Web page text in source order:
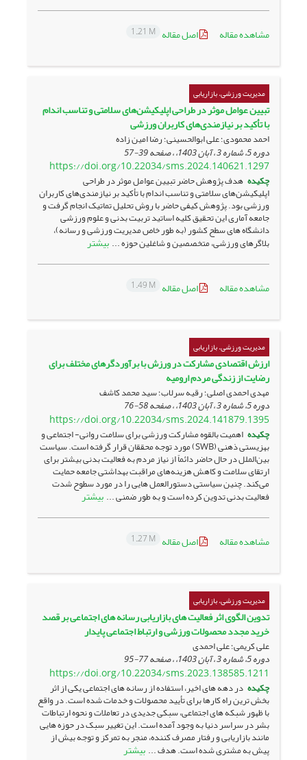
مشاهده مقاله اصل مقاله 1.21 M
مدیریت ورزشی، بازاریابی
تبیین عوامل موثر در طراحی اپلیکیشن‌های سلامتی و تناسب اندام
با تأکید بر نیازمندی‌های کاربران ورزشی
احمد محمودی؛ علی ابوالحسینی؛ رضا امین زاده
دوره 5، شماره 3 ، آبان 1403، ، صفحه 39-57
https://doi.org/10.22034/sms.2024.140621.1297
چکیده هدف پژوهش حاضر تبیین عوامل موثر در طراحی
اپلیکیشن‌های سلامتی و تناسب اندام با تأکید بر نیازمندی‌های کاربران
ورزشی بود. پژوهش کیفی حاضر با روش تحلیل تماتیک انجام گرفت و
جامعه آماری این تحقیق کلیه اساتید تربیت ­بدنی و علوم ­ورزشی
دانشگاه­ های سطح کشور (به ­طور خاص مدیریت ورزشی و رسانه)،
بلاگرهای ورزشی، متخصصین و شاغلین حوزه ... بیشتر
مشاهده مقاله اصل مقاله 1.49 M
مدیریت ورزشی، بازاریابی
ارزش اقتصادی مشارکت در ورزش با برآوردگرهای مختلف برای
رضایت از زندگی مردم ارومیه
مهدی احمدی اصلی؛ رقیه سرلاب؛ سید محمد کاشف
دوره 5، شماره 3 ، آبان 1403، ، صفحه 58-76
https://doi.org/10.22034/sms.2024.141879.1395
چکیده اهمیت بالقوه مشارکت ورزشی برای سلامت روانی- اجتماعی و
بهزیستی ذهنی (SWB) مورد توجه محققان قرار گرفته است. سیاست
بین‌الملل در حال حاضر دائماً از نیاز مردم به فعالیت بدنی بیشتر برای
ارتقای سلامت و کاهش هزینه‌های مراقبت بهداشتی جامعه حمایت
می‌کند. چنین سیاستی دستورالعمل هایی را در مورد سطوح شدت
فعالیت بدنی تدوین کرده است و به طور ضمنی ... بیشتر
مشاهده مقاله اصل مقاله 1.27 M
مدیریت ورزشی، بازاریابی
تدوین الگوی اثر فعالیت های بازاریابی رسانه های اجتماعی بر قصد
خرید مجدد محصولات ورزشی و ارتباط اجتماعی پایدار
علی کریمی؛ علی احمدی
دوره 5، شماره 3 ، آبان 1403، ، صفحه 77-95
https://doi.org/10.22034/sms.2023.138585.1211
چکیده در دهه های اخیر، استفاده از رسانه های اجتماعی یکی از اثر
بخش ترین راه کارها برای تأیید محصولات و خدمات شده است. در واقع
با ظهور شبکه های اجتماعی، سبکی جدیدی در تعاملات و نحوه ارتباطات
بشر در سراسر دنیا به وجود آمده است. این تغییر سبک در حوزه هایی
مانند بازاریابی و رفتار مصرف کننده، منجر به تمرکز و توجه بیش از
پیش به مشتری شده است. هدف ... بیشتر